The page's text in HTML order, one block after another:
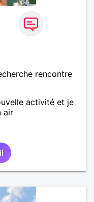
rencontre
activité et je
air